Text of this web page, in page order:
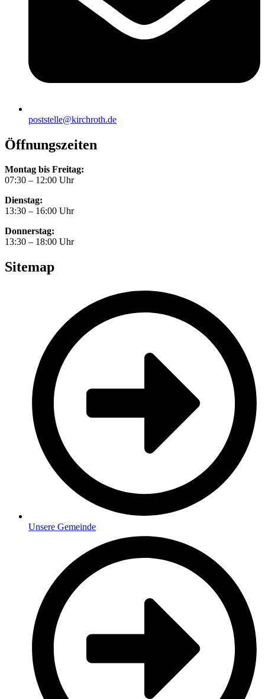
poststelle@kirchroth.de
Öffnungszeiten
Montag bis Freitag:
07:30 – 12:00 Uhr
Dienstag:
13:30 – 16:00 Uhr
Donnerstag:
13:30 – 18:00 Uhr
Sitemap
Unsere Gemeinde